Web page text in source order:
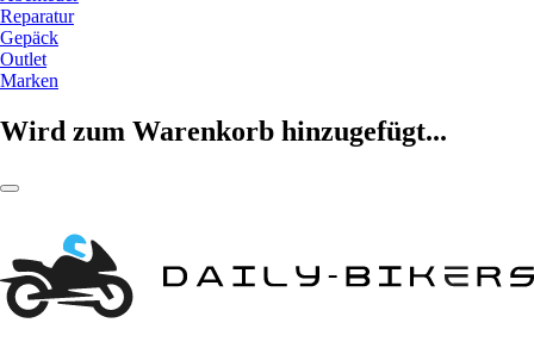
Reparatur
Gepäck
Outlet
Marken
Wird zum Warenkorb hinzugefügt...